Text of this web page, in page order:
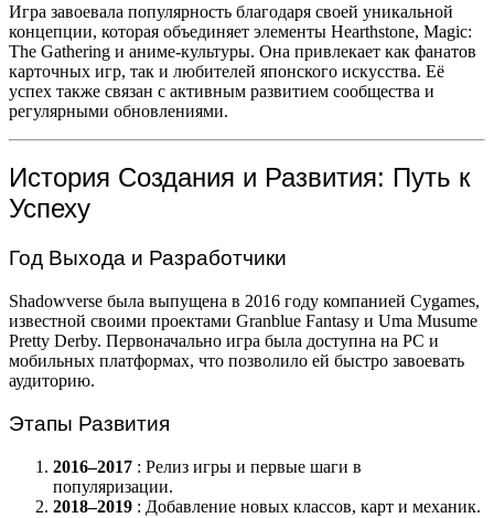
Игра завоевала популярность благодаря своей уникальной
концепции, которая объединяет элементы Hearthstone, Magic:
The Gathering и аниме-культуры. Она привлекает как фанатов
карточных игр, так и любителей японского искусства. Её
успех также связан с активным развитием сообщества и
регулярными обновлениями.
История Создания и Развития: Путь к
Успеху
Год Выхода и Разработчики
Shadowverse была выпущена в 2016 году компанией Cygames,
известной своими проектами Granblue Fantasy и Uma Musume
Pretty Derby. Первоначально игра была доступна на PC и
мобильных платформах, что позволило ей быстро завоевать
аудиторию.
Этапы Развития
2016–2017 : Релиз игры и первые шаги в
популяризации.
2018–2019 : Добавление новых классов, карт и механик.